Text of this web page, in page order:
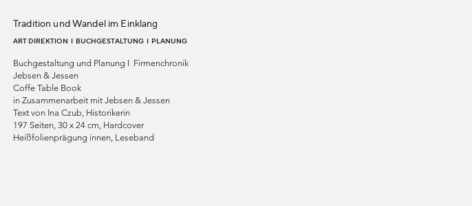
Tradition und Wandel im Einklang
ART DIREKTION I BUCHGESTALTUNG I PLANUNG
Buchgestaltung und Planung I Firmenchronik
Jebsen & Jessen
Coffe Table Book
in Zusammenarbeit mit Jebsen & Jessen
Text von Ina Czub, Historikerin
197 Seiten, 30 x 24 cm, Hardcover
Heißfolienprägung innen, Leseband